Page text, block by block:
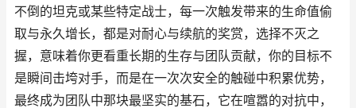
不倒的坦克或某些特定战士，每一次触发带来的生命值偷
取与永久增长，都是对耐心与续航的奖赏，选择不灭之
握，意味着你更看重长期的生存与团队贡献，你的目标不
是瞬间击垮对手，而是在一次次安全的触碰中积累优势，
最终成为团队中那块最坚实的基石，它在喧嚣的对抗中，